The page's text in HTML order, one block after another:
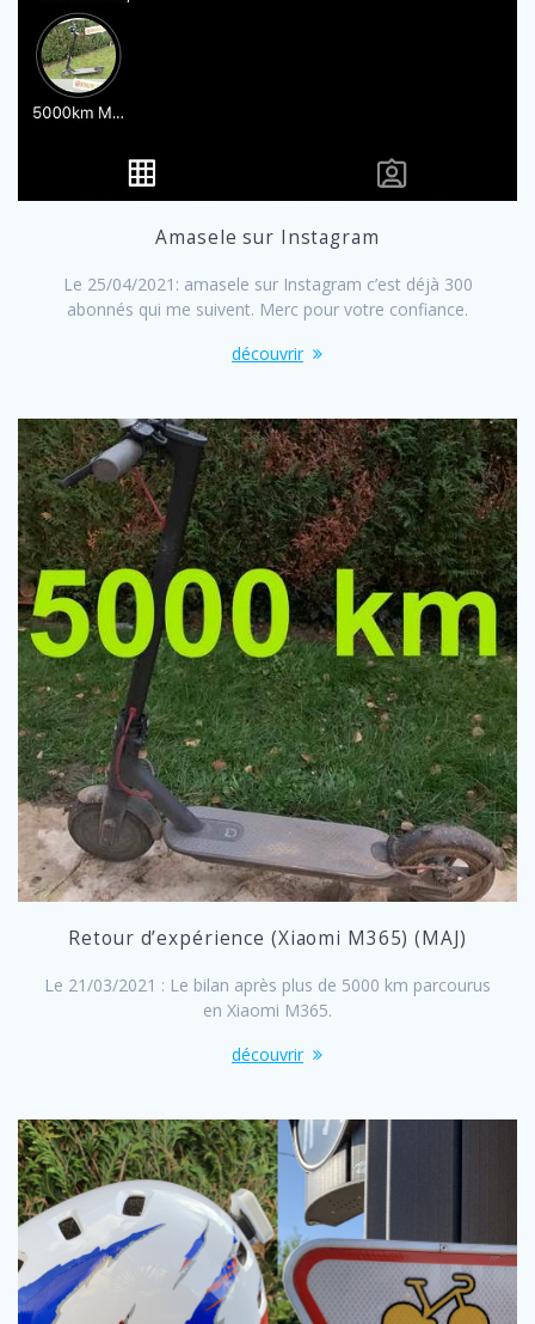
Amasele sur Instagram
Le 25/04/2021: amasele sur Instagram c’est déjà 300
abonnés qui me suivent. Merc pour votre confiance.
découvrir
Retour d’expérience (Xiaomi M365) (MAJ)
Le 21/03/2021 : Le bilan après plus de 5000 km parcourus
en Xiaomi M365.
découvrir